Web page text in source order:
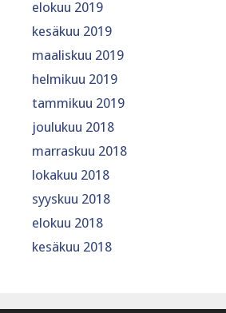
elokuu 2019
kesäkuu 2019
maaliskuu 2019
helmikuu 2019
tammikuu 2019
joulukuu 2018
marraskuu 2018
lokakuu 2018
syyskuu 2018
elokuu 2018
kesäkuu 2018